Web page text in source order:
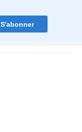
S'abonner